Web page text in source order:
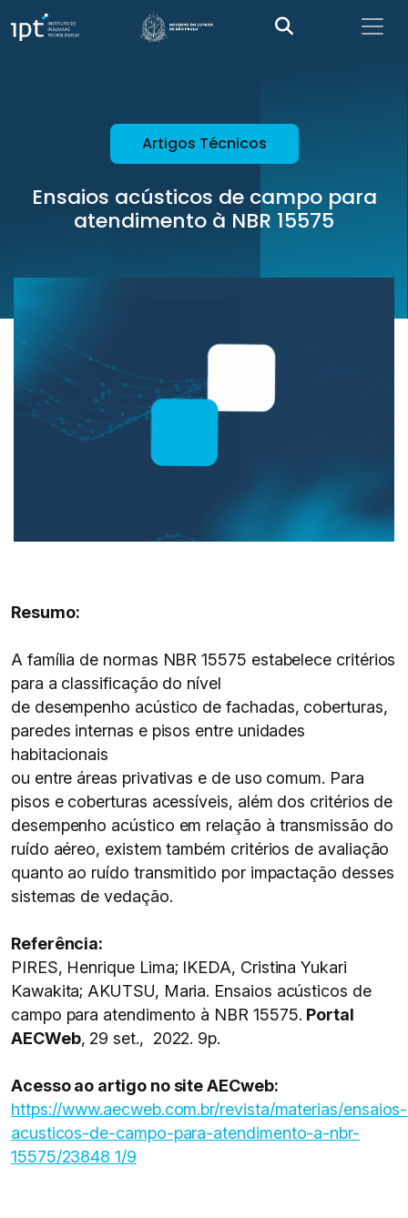
Artigos Técnicos
Ensaios acústicos de campo para
atendimento à NBR 15575
Resumo:
A família de normas NBR 15575 estabelece critérios
para a classificação do nível
de desempenho acústico de fachadas, coberturas,
paredes internas e pisos entre unidades
habitacionais
ou entre áreas privativas e de uso comum. Para
pisos e coberturas acessíveis, além dos critérios de
desempenho acústico em relação à transmissão do
ruído aéreo, existem também critérios de avaliação
quanto ao ruído transmitido por impactação desses
sistemas de vedação.
Referência:
PIRES, Henrique Lima; IKEDA, Cristina Yukari
Kawakita; AKUTSU, Maria. Ensaios acústicos de
campo para atendimento à NBR 15575. Portal
AECWeb, 29 set., 2022. 9p.
Acesso ao artigo no site AECweb:
https://www.aecweb.com.br/revista/materias/ensaios-
acusticos-de-campo-para-atendimento-a-nbr-
15575/23848 1/9